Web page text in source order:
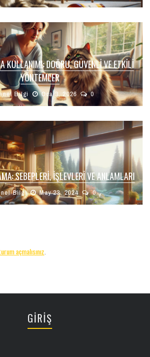
KULLANIMI: DOĞRU, GÜVENLI VE ETKILI
YÖNTEMLER
Bilgi Oca 3, 2026 0
SEBEPLERI, İŞLEVLERI VE ANLAMLARI
Bilgi May 23, 2024 0
açmalısınız
GİRİŞ